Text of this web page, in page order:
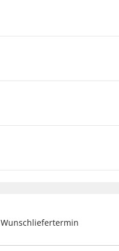
Wunschliefertermin